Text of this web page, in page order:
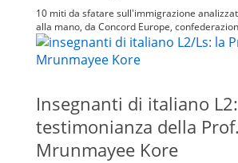
10 miti da sfatare sull'immigrazione
alla mano, da Concord Europe,
Insegnanti di italiano
testimonianza della
Mrunmayee Kore